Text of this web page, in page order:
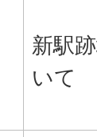
新駅
いて